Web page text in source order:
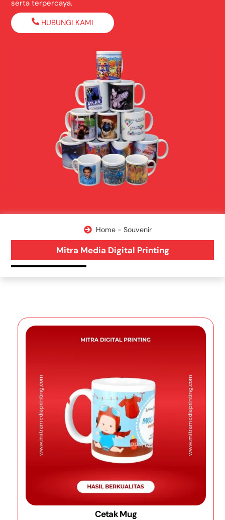
serta terpercaya.
HUBUNGI KAMI
Home - Souvenir
Mitra Media Digital Printing
Cetak Mug